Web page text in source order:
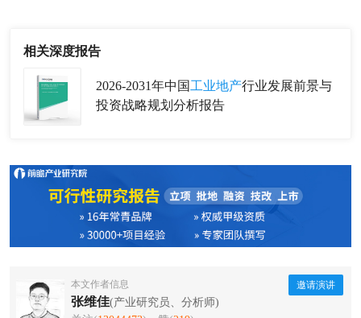
相关深度报告
2026-2031年中国 工业地产行业发展前景与
投资战略规划分析报告
本文作者信息
张维佳(产业研究员、分析师)
邀请演讲